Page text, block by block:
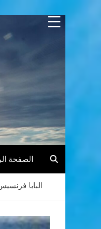
Skip
الصفحة
البابا